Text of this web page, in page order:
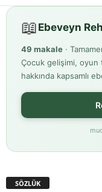
📖 Ebeveyn
49 makale ·
Çocuk gelişimi, oyun
hakkında kapsamlı
SÖZLÜK